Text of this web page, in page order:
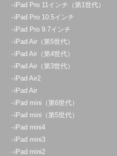
iPad Pro 11インチ（第1世代）
iPad Pro 10.5インチ
iPad Pro 9.7インチ
iPad Air（第5世代）
iPad Air（第4世代）
iPad Air（第3世代）
iPad Air2
iPad Air
iPad mini（第6世代）
iPad mini（第5世代）
iPad mini4
iPad mini3
iPad mini2